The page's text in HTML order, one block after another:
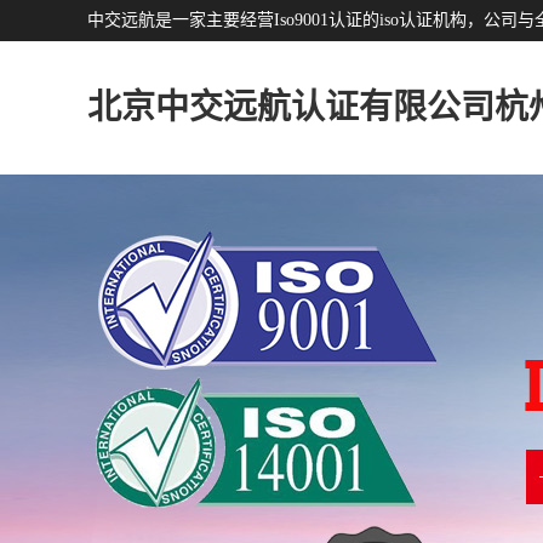
中交远航是一家主要经营Iso9001认证的iso认证机构，公司
北京中交远航认证有限公司杭
分公司